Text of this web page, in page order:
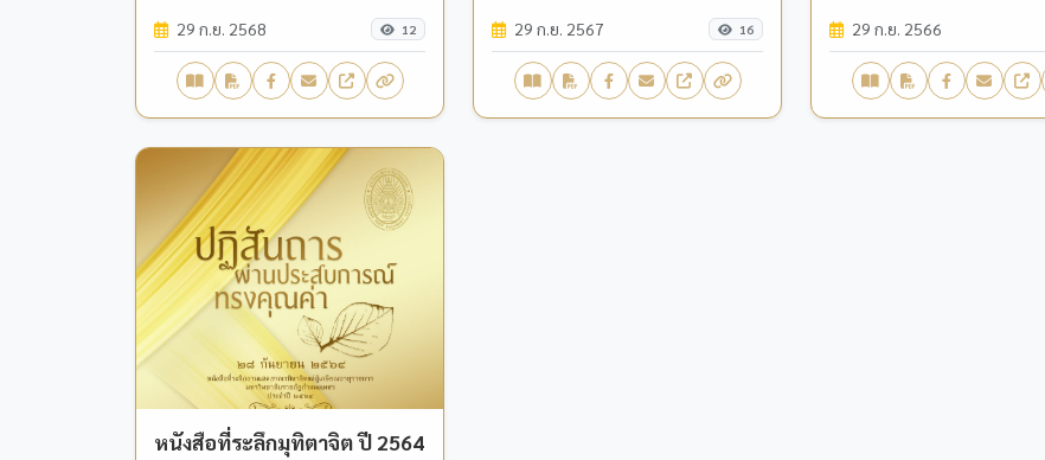
29 ก.ย. 2568 12 29 ก.ย. 2567 16 29 ก.ย. 2566
หนังสือที่ระลึกมุทิตาจิต ปี 2564